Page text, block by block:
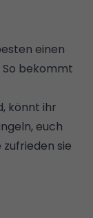
einen
bekommt
könnt ihr
euch
sie